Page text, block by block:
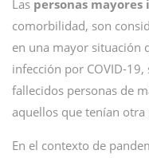
Las personas
comorbilidad, son
en una mayor situación
infección por COVID-19,
fallecidos personas de
aquellos que tenían otra
En el contexto de